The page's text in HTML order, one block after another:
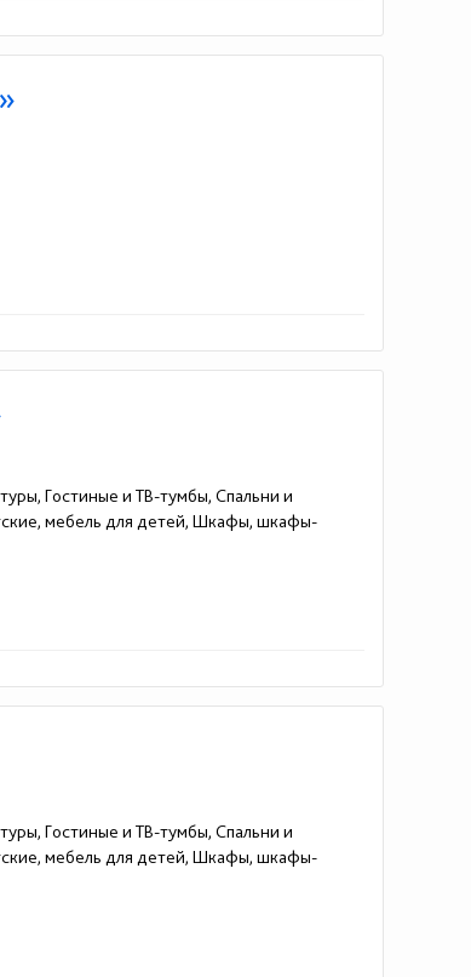
Гостиные и ТВ-тумбы, Спальни и
мебель для детей, Шкафы, шкафы-
Гостиные и ТВ-тумбы, Спальни и
мебель для детей, Шкафы, шкафы-